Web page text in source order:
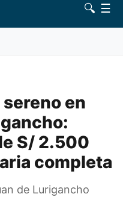
🔍 ☰
en
S/ 2.500
completa
de Lurigancho